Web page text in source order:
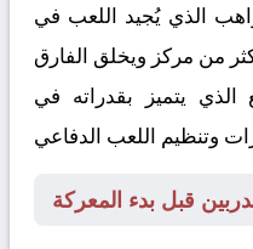
الذي يُجيد اللعب في
من مركز ويخلق الفارق
يتميز بقدراته في
وتنظيم اللعب الدفاعي